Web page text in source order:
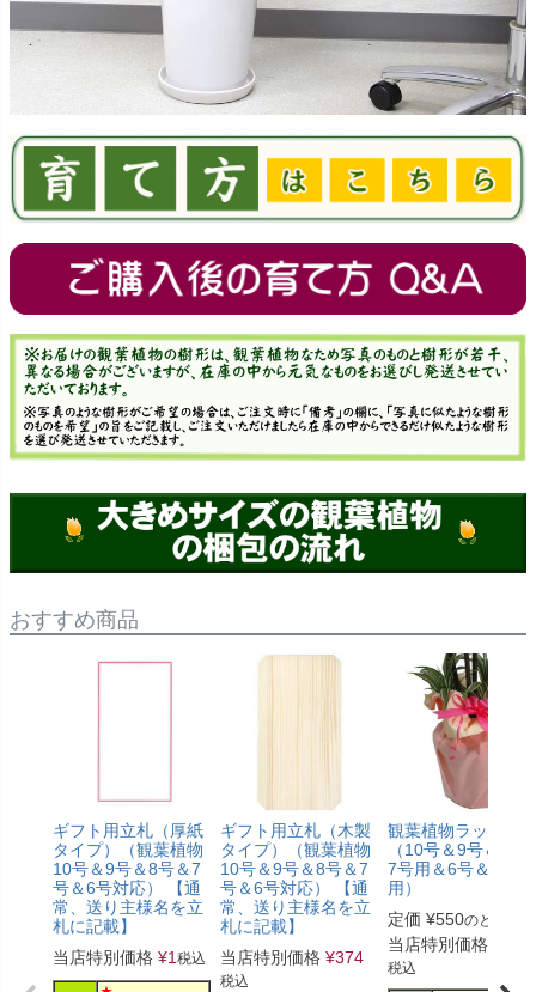
おすすめ商品
ギフト用立札（厚紙
タイプ）（観葉植物
10号＆9号＆8号＆7
号＆6号対応） 【通
常、送り主様名を立
札に記載】
当店特別価格 ¥1 税込
ギフト用立札（木製
タイプ）（観葉植物
10号＆9号＆8号＆7
号＆6号対応） 【通
常、送り主様名を立
札に記載】
当店特別価格 ¥374
税込
観葉植物ラッピン
（10号＆9号＆8号
7号用＆6号＆5号
用）
定価 ¥550のところ
当店特別価格
税込